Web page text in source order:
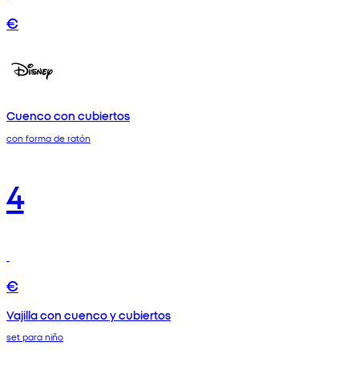
€
Cuenco con cubiertos
con forma de ratón
4
€
Vajilla con cuenco y cubiertos
set para niño